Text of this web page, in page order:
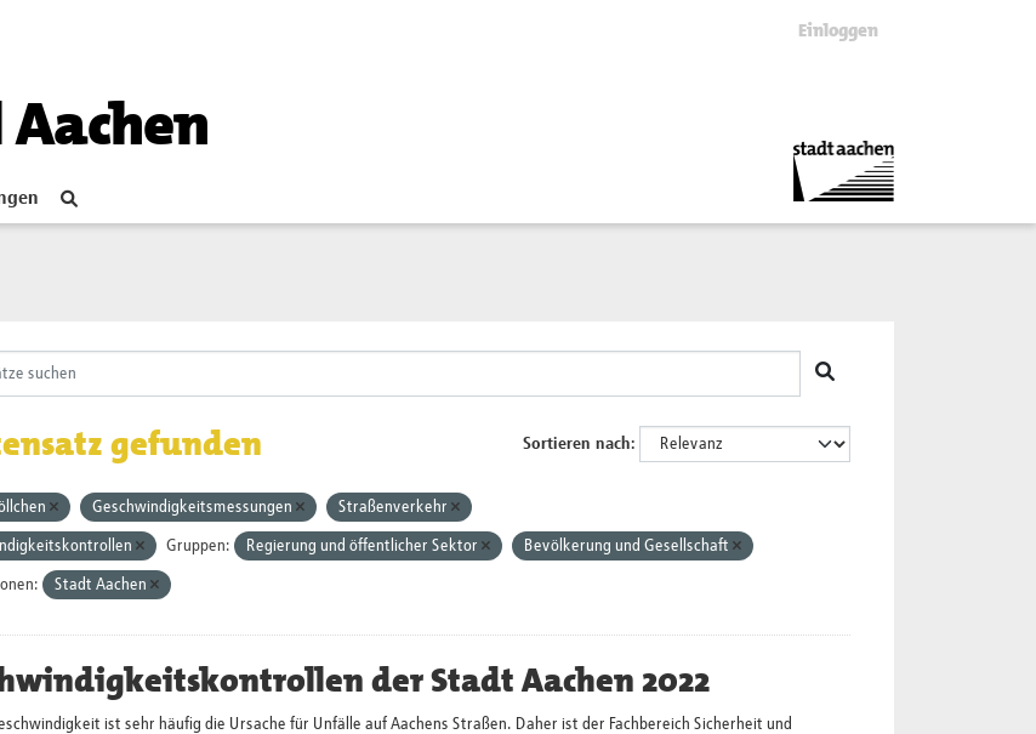
Einloggen
Sortieren nach
gefunden
Geschwindigkeitsmessungen Straßenverkehr
Gruppen: Regierung und öffentlicher Sektor Bevölkerung und Gesellschaft
Stadt Aachen
der Stadt Aachen 2022
ist sehr häufig die Ursache für Unfälle auf Aachens Straßen. Daher ist der Fachbereich Sicherheit und